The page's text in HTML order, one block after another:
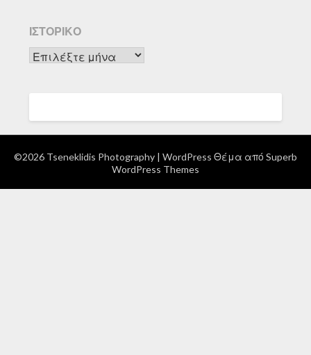
ΙΣΤΟΡΙΚΌ
Ιστορικό
©2026 Tseneklidis Photography | WordPress Θέμα από Superb
WordPress Themes